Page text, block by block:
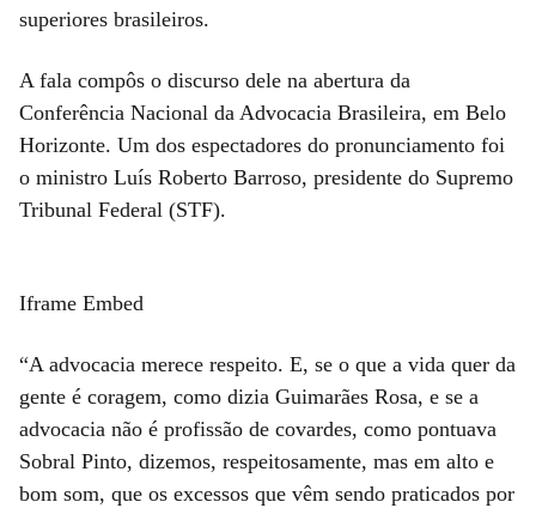
superiores brasileiros.
A fala compôs o discurso dele na abertura da
Conferência Nacional da Advocacia Brasileira, em Belo
Horizonte. Um dos espectadores do pronunciamento foi
o ministro Luís Roberto Barroso, presidente do Supremo
Tribunal Federal (STF).
Iframe Embed
“A advocacia merece respeito. E, se o que a vida quer da
gente é coragem, como dizia Guimarães Rosa, e se a
advocacia não é profissão de covardes, como pontuava
Sobral Pinto, dizemos, respeitosamente, mas em alto e
bom som, que os excessos que vêm sendo praticados por